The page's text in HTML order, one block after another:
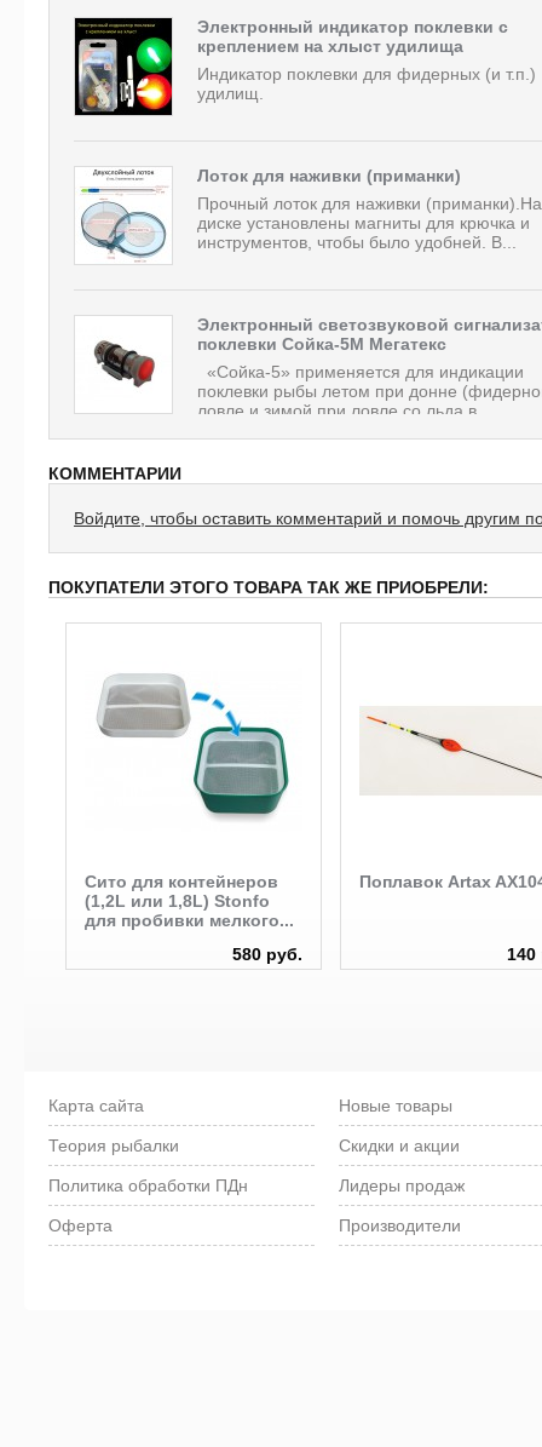
Электронный индикатор поклевки с
креплением на хлыст удилища
Индикатор поклевки для фидерных (и т.п.)
удилищ.
Лоток для наживки (приманки)
Прочный лоток для наживки (приманки).На
диске установлены магниты для крючка и
инструментов, чтобы было удобней. В...
Электронный светозвуковой
поклевки Сойка-5М Мегатекс
«Сойка-5» применяется для индикации
поклевки рыбы летом при донне
ловле и зимой при ловле со льда в...
КОММЕНТАРИИ
Войдите, чтобы оставить комментарий и помочь другим
ПОКУПАТЕЛИ ЭТОГО ТОВАРА ТАК ЖЕ ПРИОБРЕЛИ:
Сито для контейнеров
(1,2L или 1,8L) Stonfo
для пробивки мелкого...
580 руб.
Поплавок Artax
140
Карта сайта
Теория рыбалки
Политика обработки ПДн
Оферта
Новые товары
Скидки и акции
Лидеры продаж
Производители